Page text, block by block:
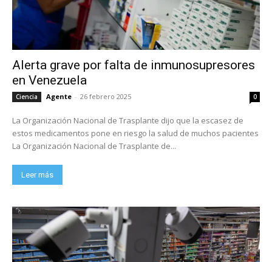
Alerta grave por falta de inmunosupresores
en Venezuela
Ciencia Agente - 26 febrero 2025 0
La Organización Nacional de Trasplante dijo que la escasez de
estos medicamentos pone en riesgo la salud de muchos pacientes
La Organización Nacional de Trasplante de...
Leer más